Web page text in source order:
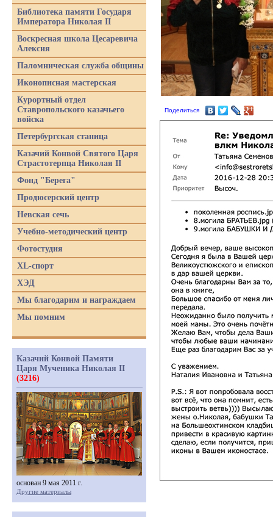
Поделиться
Библиотека памяти Государя
Императора Николая II
Воскресная школа Цесаревича
Алексия
Паломническая служба общины
Иконописная мастерская
Курортный отдел
Ставропольского казачьего
войска
Петербургская станица
Казачий Конвой Святого Царя
Страстотерпца Николая II
Фонд "Берега"
Продюсерский центр
Невская сечь
Учебно-методический центр
Фотостудия
XL-спорт
ХЭД
Мы благодарим и награждаем
Мы помним
Казачий Конвой Памяти
Царя Мученика Николая II
(3216)
основан 9 мая 2011 г.
Другие материалы